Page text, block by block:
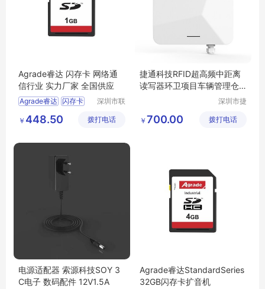
Agrade睿达 闪存卡 网络通
信行业 实力厂家 全国供应
Agrade睿达 闪存卡
深圳市联
限公司
￥ 448.50 拨打电话
捷通科技RFID超高频中距离
读写器环卫项目车辆管理仓
深圳市捷
限公司
￥ 700.00 拨打电话
电源适配器 索源科技SOY 3
C电子 数码配件 12V1.5A
Agrade睿达StandardSeries
32GB闪存卡扩音机